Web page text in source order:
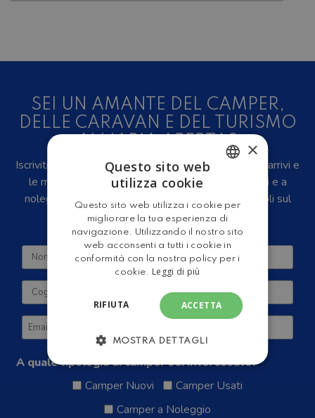
SEI UN AMANTE DEL CAMPER,
DELLE CARAVAN E DEL TURISMO
ALL'ARIA APERTA?
Iscriviti alla newsletter, riceverai in anteprima i nuovi arrivi e
le migliori offerte su camper e caravan nuovi, usati e a
noleggio, eventi, video recensioni, iniziative e articoli sul
mondo del turismo outdoor.
A quale tipologia di camper sei interessato?
Camper Nuovi
Camper Usati
Camper a Noleggio
ENGLISH
×
Questo sito web
utilizza cookie
Questo sito web utilizza i cookie per
migliorare la tua esperienza di
navigazione. Utilizzando il nostro sito
web acconsenti a tutti i cookie in
conformità con la nostra policy per i
cookie.
Leggi di più
ACCETTA
RIFIUTA
MOSTRA DETTAGLI